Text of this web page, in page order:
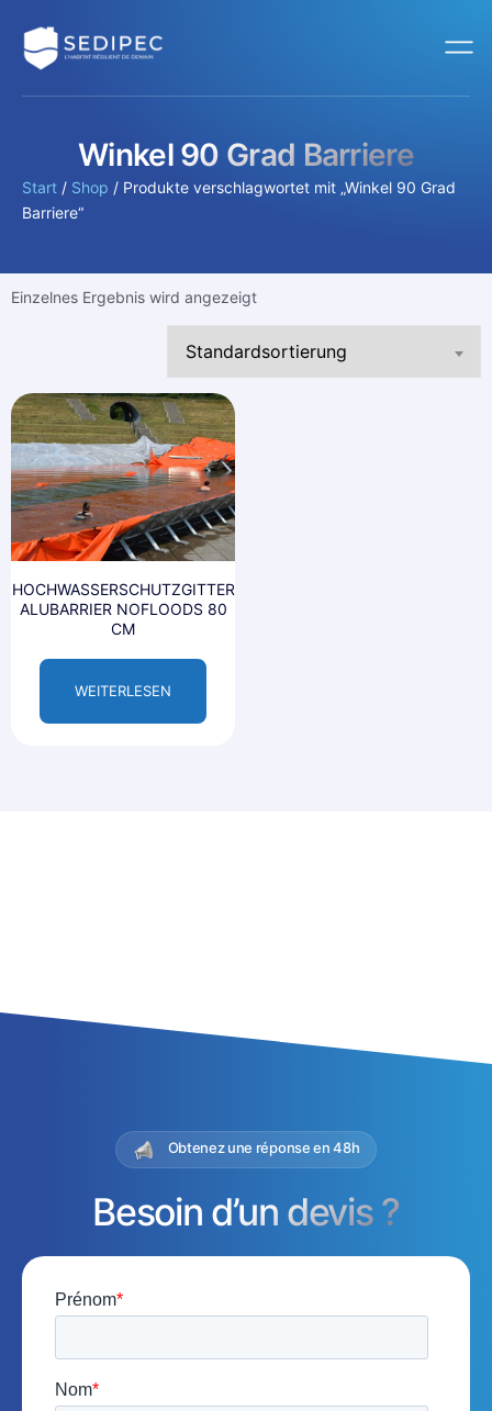
Winkel 90 Grad Barriere
Start / Shop / Produkte verschlagwortet mit „Winkel 90 Grad
Barriere“
Einzelnes Ergebnis wird angezeigt
HOCHWASSERSCHUTZGITTER
ALUBARRIER NOFLOODS 80
CM
WEITERLESEN
Obtenez une réponse en 48h
Besoin d’un devis ?